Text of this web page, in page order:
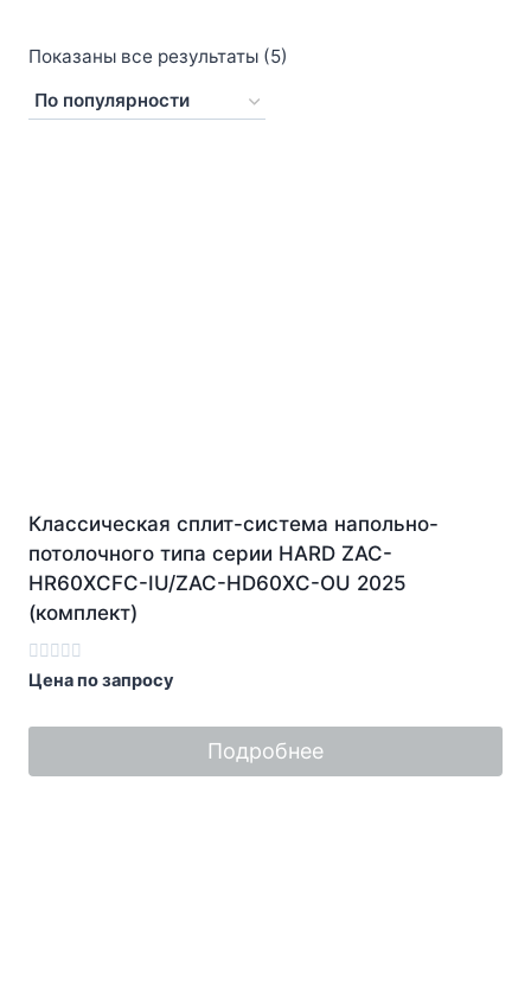
Показаны все результаты (5)
Классическая сплит-система напольно-
потолочного типа серии HARD ZAC-
HR60XCFC-IU/ZAC-HD60XC-OU 2025
(комплект)
Оценка
0
5
Цена по запросу
Подробнее